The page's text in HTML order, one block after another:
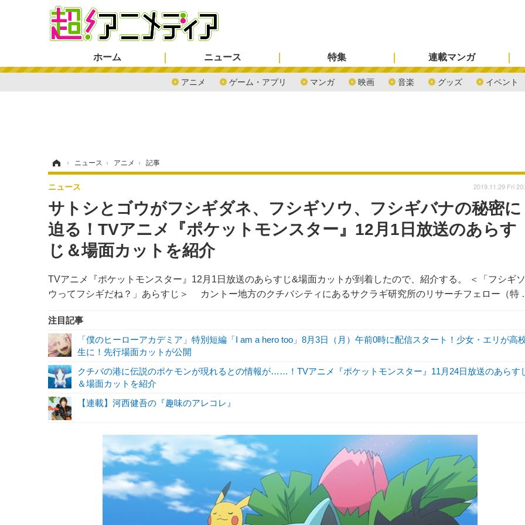
ホーム ニュース
アニメ ゲーム・アプリ マンガ 映画 音楽 グッズ イベント
特集 連載マンガ
› ニュース › アニメ › 記事
サトシとゴウがフシギダネ、フシギソウ、フシギバナの秘密に
迫る！TVアニメ『ポケットモンスター』12月1日放送のあらす
じ＆場面カットを紹介
TVアニメ『ポケットモンスター』12月1日放送のあらすじ&場面カットが到着したので、紹介する。 ＜「フシギソ
ウってフシギだね？」あらすじ＞ カントー地方のクチバシティにあるサクラギ研究所のリサーチフェロー（特
ニュース 2019.11.29 Fri
注目記事
「僕のヒーローアカデミア」特別短編「I am a hero too」8月3日（月）午前0時に配信スタート！少女・エリが高
生に！先行場面カットが公開
クチバの港に伝説のポケモンが現れるとの情報が……！TVアニメ『ポケットモンスター』11月24日放送のあらす
＆場面カットを紹介
【連載】河西健吾の『趣味のアレコレ』